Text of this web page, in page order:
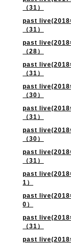
（31）
past live(2018
（31）
past live(2018
（28）
past live(2018
（31）
past live(2018
（30）
past live(2018
（31）
past live(2018
（30）
past live(2018
（31）
past live(2018
1）
past live(2018
0）
past live(2018
（31）
past live(2018